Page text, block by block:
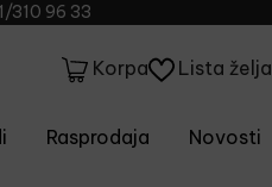
310 96 33
Korpa Lista želja
Rasprodaja Novosti